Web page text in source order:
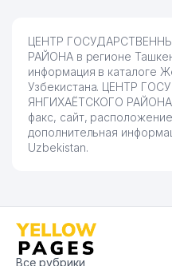
ЦЕНТР
РАЙОНА в регионе
информация в каталоге
Узбекистана. ЦЕНТР
ЯНГИХАЁТСКОГО РАЙОНА:
факс, сайт,
дополнительная
Uzbekistan.
Все рубрики